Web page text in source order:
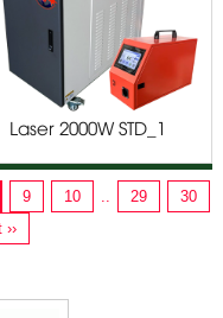
Laser 2000W STD_1
9 10 29
30
››